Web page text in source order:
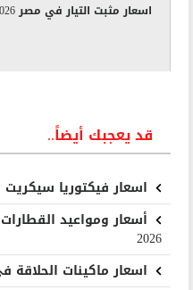
اسعار مثبت التيار في مصر 2026
قد يعجبك أيضاً..
اسعار فيكتوريا سيكريت
أسعار ومواعيد
2026
اسعار ماكينات الحلاقة فى